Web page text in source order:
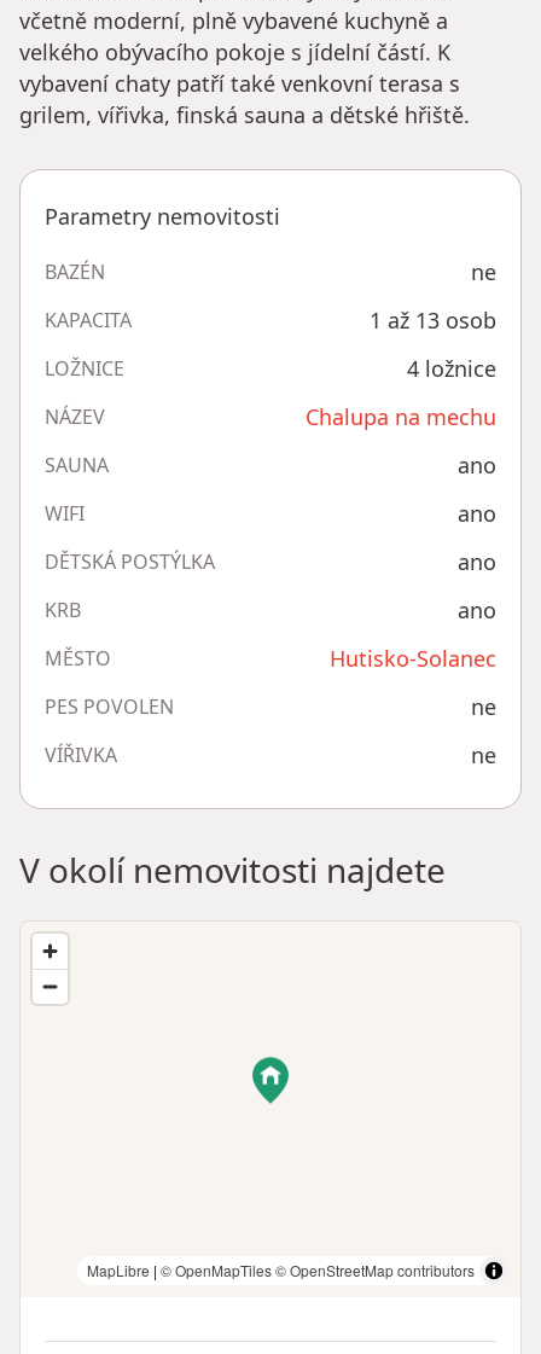
včetně moderní, plně vybavené kuchyně a
velkého obývacího pokoje s jídelní částí. K
vybavení chaty patří také venkovní terasa s
grilem, vířivka, finská sauna a dětské hřiště.
Parametry nemovitosti
BAZÉN ne
KAPACITA 1 až 13 osob
LOŽNICE 4 ložnice
NÁZEV Chalupa na mechu
SAUNA ano
WIFI ano
DĚTSKÁ POSTÝLKA ano
KRB ano
MĚSTO Hutisko-Solanec
PES POVOLEN ne
VÍŘIVKA ne
V okolí nemovitosti najdete
MapLibre | © OpenMapTiles© OpenStreetMap contributors